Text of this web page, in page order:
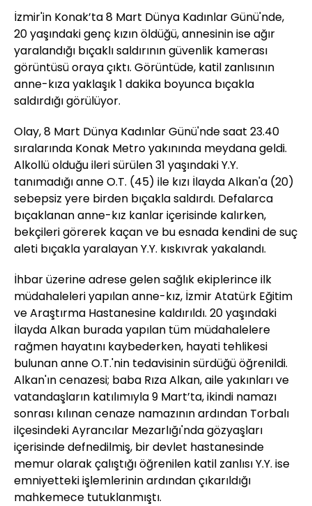
İzmir'in Konak’ta 8 Mart Dünya Kadınlar Günü'nde,
20 yaşındaki genç kızın öldüğü, annesinin ise ağır
yaralandığı bıçaklı saldırının güvenlik kamerası
görüntüsü oraya çıktı. Görüntüde, katil zanlısının
anne-kıza yaklaşık 1 dakika boyunca bıçakla
saldırdığı görülüyor.
Olay, 8 Mart Dünya Kadınlar Günü'nde saat 23.40
sıralarında Konak Metro yakınında meydana geldi.
Alkollü olduğu ileri sürülen 31 yaşındaki Y.Y.
tanımadığı anne O.T. (45) ile kızı İlayda Alkan'a (20)
sebepsiz yere birden bıçakla saldırdı. Defalarca
bıçaklanan anne-kız kanlar içerisinde kalırken,
bekçileri görerek kaçan ve bu esnada kendini de suç
aleti bıçakla yaralayan Y.Y. kıskıvrak yakalandı.
İhbar üzerine adrese gelen sağlık ekiplerince ilk
müdahaleleri yapılan anne-kız, İzmir Atatürk Eğitim
ve Araştırma Hastanesine kaldırıldı. 20 yaşındaki
İlayda Alkan burada yapılan tüm müdahalelere
rağmen hayatını kaybederken, hayati tehlikesi
bulunan anne O.T.'nin tedavisinin sürdüğü öğrenildi.
Alkan'ın cenazesi; baba Rıza Alkan, aile yakınları ve
vatandaşların katılımıyla 9 Mart’ta, ikindi namazı
sonrası kılınan cenaze namazının ardından Torbalı
ilçesindeki Ayrancılar Mezarlığı'nda gözyaşları
içerisinde defnedilmiş, bir devlet hastanesinde
memur olarak çalıştığı öğrenilen katil zanlısı Y.Y. ise
emniyetteki işlemlerinin ardından çıkarıldığı
mahkemece tutuklanmıştı.